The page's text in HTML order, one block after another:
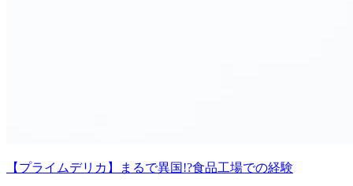
【プライムデリカ】まるで異国!?食品工場での経験